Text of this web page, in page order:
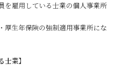
を雇用している士業の個人事業所
厚生年保険の強制適用事業所にな
士業】